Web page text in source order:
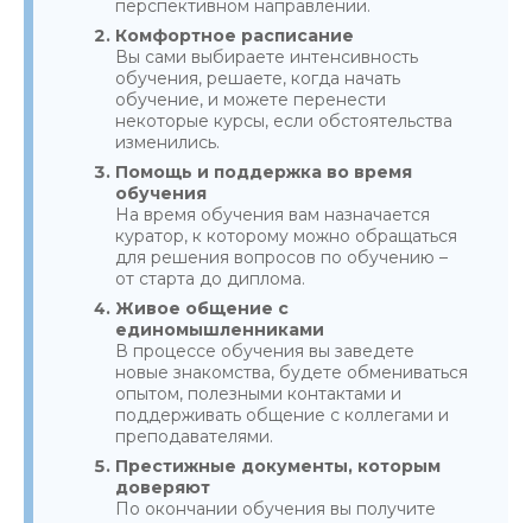
перспективном направлении.
Комфортное расписание
Вы сами выбираете интенсивность
обучения, решаете, когда начать
обучение, и можете перенести
некоторые курсы, если обстоятельства
изменились.
Помощь и поддержка во время
обучения
На время обучения вам назначается
куратор, к которому можно обращаться
для решения вопросов по обучению –
от старта до диплома.
Живое общение с
единомышленниками
В процессе обучения вы заведете
новые знакомства, будете обмениваться
опытом, полезными контактами и
поддерживать общение с коллегами и
преподавателями.
Престижные документы, которым
доверяют
По окончании обучения вы получите